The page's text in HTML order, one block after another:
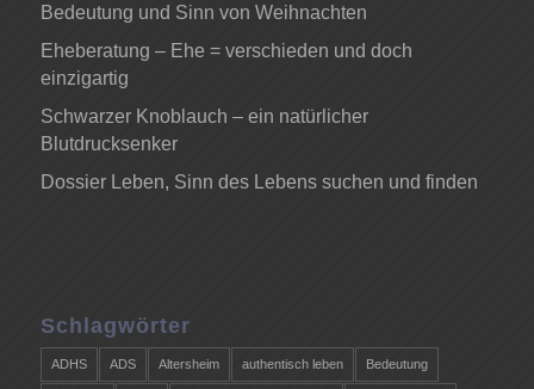
Bedeutung und Sinn von Weihnachten
Eheberatung – Ehe = verschieden und doch
einzigartig
Schwarzer Knoblauch – ein natürlicher
Blutdrucksenker
Dossier Leben, Sinn des Lebens suchen und finden
Schlagwörter
ADHS ADS Altersheim authentisch leben Bedeutung